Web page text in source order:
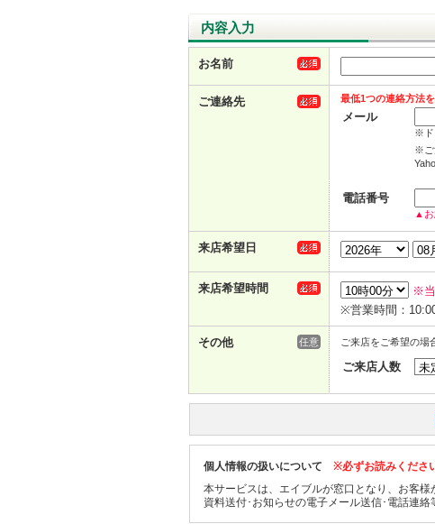
内容入力
お名前
ご連絡先 最低1つの連絡方法
メール
※ド
※ご
電話番号
▲お
来店希望日
来店希望時間
※当
※営業時間：
その他 任意 ご来店をご希望の場
ご来店人数
個人情報の扱いについて
※必ずお読みくださ
本サービスは、エイブルが窓口となり、お客
資料送付･お知らせの電子メール送信･電話連